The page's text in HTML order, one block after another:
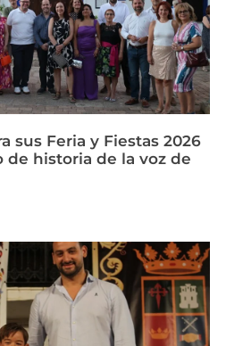
sus Feria y Fiestas 2026
historia de la voz de